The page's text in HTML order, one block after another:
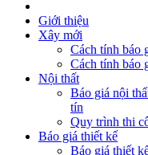
Giới thiệu
Xây mới
Cách tính báo
Cách tính báo
Nội thất
Báo giá nội
tín
Quy trình thi
Báo giá thiết kế
Báo giá thiết